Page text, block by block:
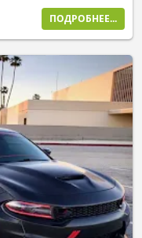
ПОДРОБНЕЕ...